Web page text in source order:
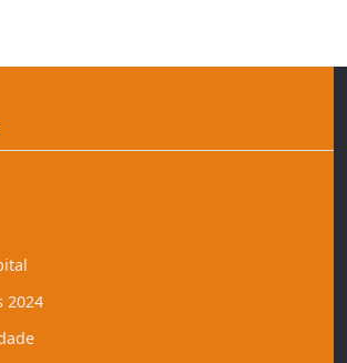
2024